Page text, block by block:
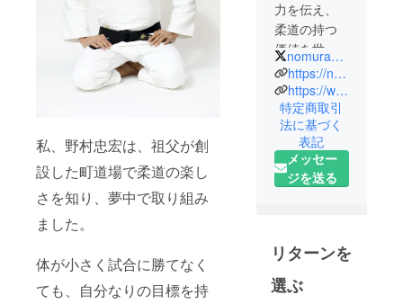
私、野村忠宏は、祖父が創
設した町道場で柔道の楽し
さを知り、夢中で取り組み
ました。
体が小さく試合に勝てなく
ても、自分なりの目標を持
力を伝え、
柔道の持つ
価値を世界
に広める」
3大会連続金
メダリスト
柔道家 野村
忠宏がプロ
デュースす
道場」
1.伝統的価
nomura_dojo
https://nomura-dojo.jp/
https://www.instagram.com/nomura_dojo/
特定商取引
法に基づく
表記
メッセー
ジを送る
リターンを
選ぶ